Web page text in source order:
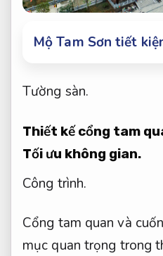
Mộ Tam Sơn tiết
Tường sàn.
Thiết kế cổng tam
Tối ưu không gian.
Công trình.
Cổng tam quan và
mục quan trọng trong